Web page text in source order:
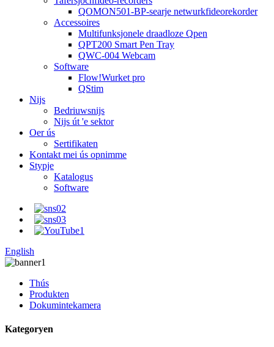
QOMON501-BP-searje netwurkfideorekorder
Accessoires
Multifunksjonele draadloze Qpen
QPT200 Smart Pen Tray
QWC-004 Webcam
Software
Flow!Wurket pro
QStim
Nijs
Bedriuwsnijs
Nijs út 'e sektor
Oer ús
Sertifikaten
Kontakt mei ús opnimme
Stypje
Katalogus
Software
English
Thús
Produkten
Dokumintekamera
Kategoryen